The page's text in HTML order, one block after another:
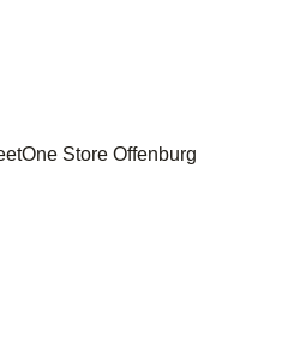
Store Offenburg